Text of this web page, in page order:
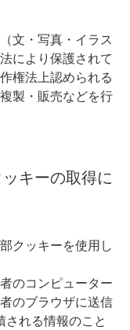
文・写真・イラス
により保護されて
権法上認められる
製・販売などを行
キーの取得に
クッキーを使用し
のコンピューター
のブラウザに送信
される情報のこと